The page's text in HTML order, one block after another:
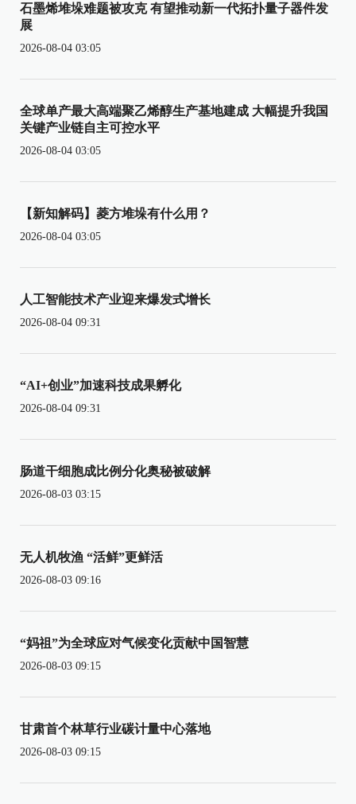
石墨烯堆垛难题被攻克 有望推动新一代拓扑量子器件发
展
2026-08-04 03:05
全球单产最大高端聚乙烯醇生产基地建成 大幅提升我国
关键产业链自主可控水平
2026-08-04 03:05
【新知解码】菱方堆垛有什么用？
2026-08-04 03:05
人工智能技术产业迎来爆发式增长
2026-08-04 09:31
“AI+创业”加速科技成果孵化
2026-08-04 09:31
肠道干细胞成比例分化奥秘被破解
2026-08-03 03:15
无人机牧渔 “活鲜”更鲜活
2026-08-03 09:16
“妈祖”为全球应对气候变化贡献中国智慧
2026-08-03 09:15
甘肃首个林草行业碳计量中心落地
2026-08-03 09:15